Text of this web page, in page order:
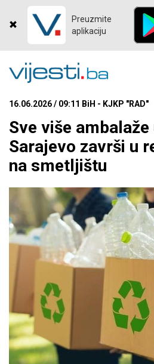
Preuzmite
aplikaciju
16.06.2026 / 09:11 BiH - KJKP "RAD"
Sve više ambalaže
Sarajevo završi u
na smetljištu